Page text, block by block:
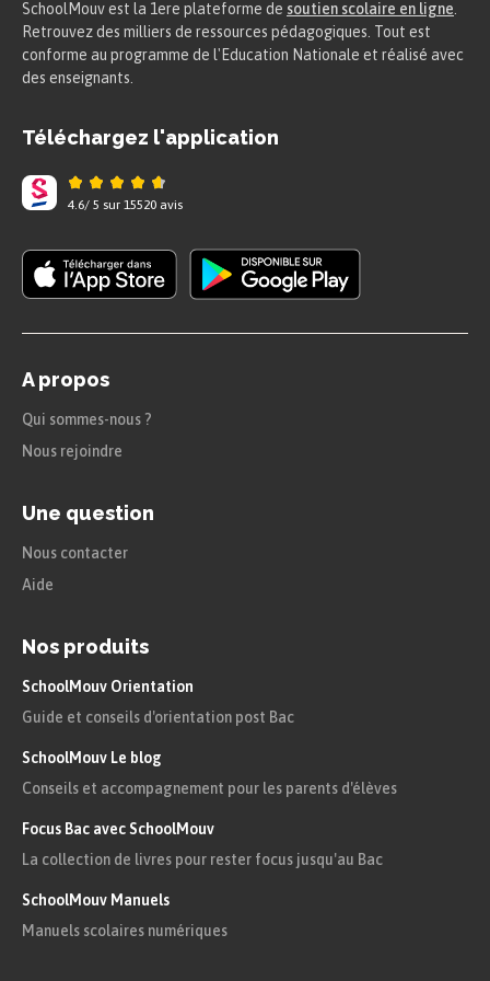
Les citoyens sont au départ les descendants des
premières familles de Rome. Petit à petit, la
citoyenneté est accordée à des populations de
grâce à l’édit de l’empereur Caracalla
sera accordée à tous les habitants de l’Empire.
Sous la République romaine, il y a peu de citoyens
un privilège. Parmi les citoyens, des distinctions
sont faites en fonction de la richesse, notamment
entre patriciens et plébéiens.
Patriciens :
Ce sont les citoyens les plus riches. Ils
Ce sont les citoyens les plus pauvres.
Ils font partie de la plèbe et sont
majoritaires parmi les citoyens.
Les patriciens détiennent de meilleurs postes
SchoolMouv est la 1ere plateforme de soutien scolaire en ligne
Retrouvez des milliers de ressources pédagogiques. Tout est
conforme au programme de l'Education Nationale et réalisé avec
des enseignants.
Téléchargez l'application
4.6/ 5 sur 15520 avis
A propos
Qui sommes-nous ?
Nous rejoindre
Une question
Nous contacter
Aide
Nos produits
SchoolMouv Orientation
Guide et conseils d'orientation post Bac
SchoolMouv Le blog
Conseils et accompagnement pour les parents d'élèves
Focus Bac avec SchoolMouv
La collection de livres pour rester focus jusqu'au Bac
SchoolMouv Manuels
Manuels scolaires numériques